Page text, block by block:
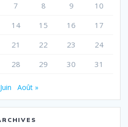
7 8 9
10
14 15 16
17
21 22 23
24
28 29 30 31
Août »